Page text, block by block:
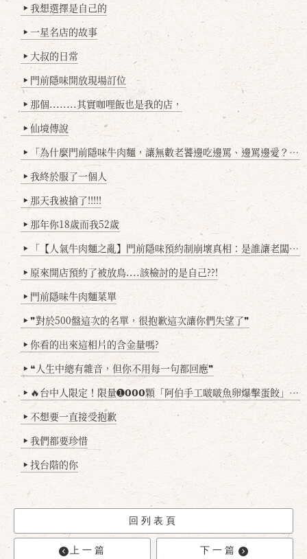
▶ 我想選擇是自己的
▶ 一星名店的故事
▶ 大叔的日常
▶ 門前隱味開放現場訂位
▶ 那個........其實咖哩飯也是我的店，
▶ 仙境傳說
▶ 「為什麼門前隱味牛肉麵，讓無數老饕邊吃邊罵、邊罵邊愛？小辣雞揭密！」
▶ 我終於服了一個人
▶ 那天我被搶了!!!!!
▶ 那年你18歲而我52歲
▶ 「【人氣牛肉麵之亂】門前隱味預約制崩壞真相：是誰讓老闆心灰意冷？」
▶ 原來開店預約了被放鳥....該檢討的是自己??!
▶ 門前隱味牛肉麵菜單
▶ ❞對於500盤這次的名單，很抱歉這次讓你們失望了❞
▶ 你看的出來這相片的含金量嗎?
▶ ❝人生中總有雜音，但你不用每一句都回應❞
▶ 🔥台中人限定！限量➊𝟬𝟬𝟬顆「阿伯手工啵啵魚卵爆擊蛋餃」台北已被搶爆2萬顆，最後名額門前隱味只留給你！🥟💥
▶ 不想要一直接受抱歉
▶ 我們都要珍惜
▶ 找台階的你
回列表頁
上一篇 下一篇